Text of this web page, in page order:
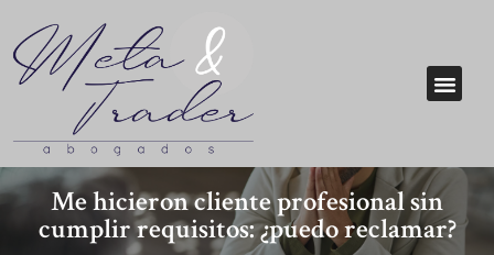
Me hicieron cliente profesional sin
cumplir requisitos: ¿puedo reclamar?